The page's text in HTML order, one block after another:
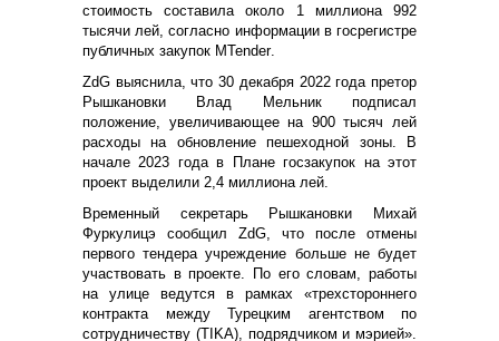
стоимость составила около 1 миллиона 992
тысячи лей, согласно информации в госрегистре
публичных закупок MTender.
ZdG выяснила, что 30 декабря 2022 года претор
Рышкановки Влад Мельник подписал
положение, увеличивающее на 900 тысяч лей
расходы на обновление пешеходной зоны. В
начале 2023 года в Плане госзакупок на этот
проект выделили 2,4 миллиона лей.
Временный секретарь Рышкановки Михай
Фуркулицэ сообщил ZdG , что после отмены
первого тендера учреждение больше не будет
участвовать в проекте. По его словам, работы
на улице ведутся в рамках «трехстороннего
контракта между Турецким агентством по
сотрудничеству (TIKA), подрядчиком и мэрией».